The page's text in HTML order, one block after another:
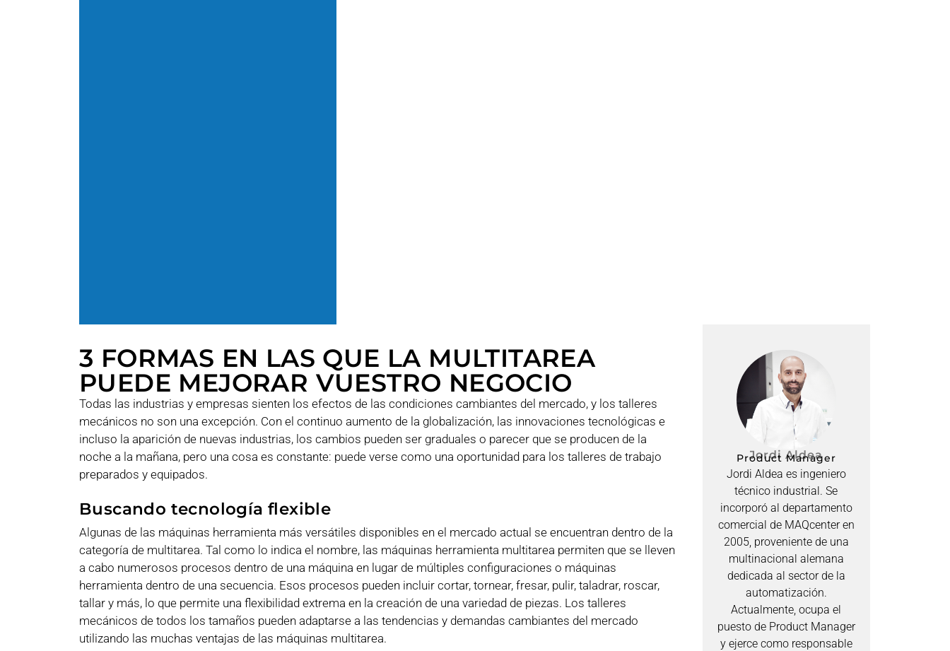
3 FORMAS EN LAS QUE LA MULTITAREA
PUEDE MEJORAR VUESTRO NEGOCIO
Todas las industrias y empresas sienten los efectos de las condiciones cambiantes del mercado, y los talleres
mecánicos no son una excepción. Con el continuo aumento de la globalización, las innovaciones tecnológicas e
incluso la aparición de nuevas industrias, los cambios pueden ser graduales o parecer que se producen de la
noche a la mañana, pero una cosa es constante: puede verse como una oportunidad para los talleres de trabajo
preparados y equipados.
Buscando tecnología flexible
Algunas de las máquinas herramienta más versátiles disponibles en el mercado actual se encuentran dentro de la
categoría de multitarea. Tal como lo indica el nombre, las máquinas herramienta multitarea permiten que se lleven
a cabo numerosos procesos dentro de una máquina en lugar de múltiples configuraciones o máquinas
herramienta dentro de una secuencia. Esos procesos pueden incluir cortar, tornear, fresar, pulir, taladrar, roscar,
tallar y más, lo que permite una flexibilidad extrema en la creación de una variedad de piezas. Los talleres
mecánicos de todos los tamaños pueden adaptarse a las tendencias y demandas cambiantes del mercado
utilizando las muchas ventajas de las máquinas multitarea.
Jordi Aldea
Product Manager
Jordi Aldea es ingeniero
técnico industrial. Se
incorporó al departamento
comercial de MAQcenter en
2005, proveniente de una
multinacional alemana
dedicada al sector de la
automatización.
Actualmente, ocupa el
puesto de Product Manager
y ejerce como responsable